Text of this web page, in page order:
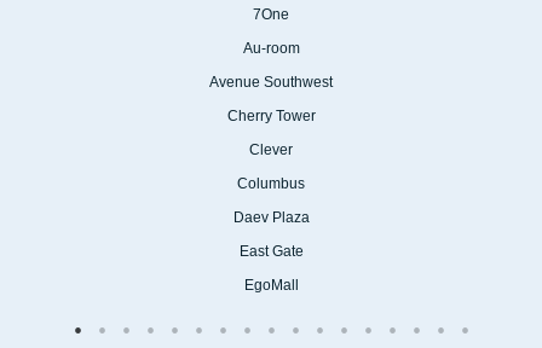
Мы проводим замеры
нескольких сотовых операторов
и скорости.
ПОДБОР ОБОРУДОВАНИЯ
7One
Au-room
Avenue Southwest
Cherry Tower
Clever
Columbus
Daev Plaza
East Gate
EgoMall